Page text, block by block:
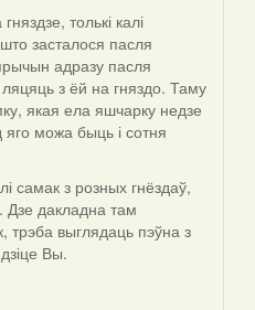
толькі калі
засталося пасля
адразу пасля
з ёй на гняздо. Таму
якая ела яшчарку недзе
яго можа быць і сотня
самак з розных гнёздаў,
Дзе дакладна там
трэба выглядаць пэўна з
Вы.